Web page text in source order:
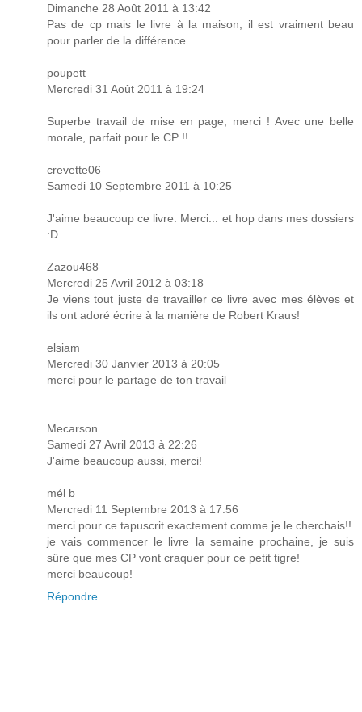
Dimanche 28 Août 2011 à 13:42
Pas de cp mais le livre à la maison, il est vraiment beau
pour parler de la différence...
poupett
Mercredi 31 Août 2011 à 19:24
Superbe travail de mise en page, merci ! Avec une belle
morale, parfait pour le CP !!
crevette06
Samedi 10 Septembre 2011 à 10:25
J'aime beaucoup ce livre. Merci... et hop dans mes dossiers
:D
Zazou468
Mercredi 25 Avril 2012 à 03:18
Je viens tout juste de travailler ce livre avec mes élèves et
ils ont adoré écrire à la manière de Robert Kraus!
elsiam
Mercredi 30 Janvier 2013 à 20:05
merci pour le partage de ton travail
Mecarson
Samedi 27 Avril 2013 à 22:26
J'aime beaucoup aussi, merci!
mél b
Mercredi 11 Septembre 2013 à 17:56
merci pour ce tapuscrit exactement comme je le cherchais!!
je vais commencer le livre la semaine prochaine, je suis
sûre que mes CP vont craquer pour ce petit tigre!
merci beaucoup!
Répondre